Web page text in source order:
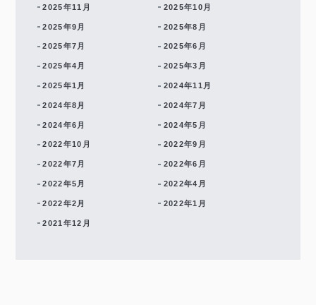
2025年11月 2025年10月
2025年9月 2025年8月
2025年7月 2025年6月
2025年4月 2025年3月
2025年1月 2024年11月
2024年8月 2024年7月
2024年6月 2024年5月
2022年10月 2022年9月
2022年7月 2022年6月
2022年5月 2022年4月
2022年2月 2022年1月
2021年12月